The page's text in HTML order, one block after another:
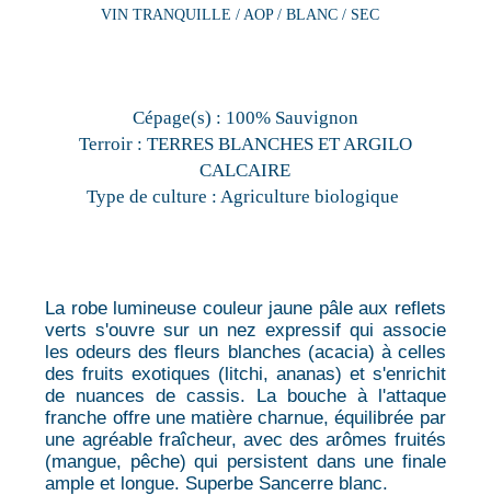
VIN TRANQUILLE / AOP / BLANC / SEC
Cépage(s) : 100% Sauvignon
Terroir : TERRES BLANCHES ET ARGILO
CALCAIRE
Type de culture : Agriculture biologique
La robe lumineuse couleur jaune pâle aux reflets
verts s'ouvre sur un nez expressif qui associe
les odeurs des fleurs blanches (acacia) à celles
des fruits exotiques (litchi, ananas) et s'enrichit
de nuances de cassis. La bouche à l'attaque
franche offre une matière charnue, équilibrée par
une agréable fraîcheur, avec des arômes fruités
(mangue, pêche) qui persistent dans une finale
ample et longue. Superbe Sancerre blanc.